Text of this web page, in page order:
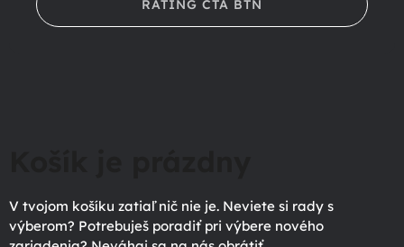
RATING CTA BTN
V tvojom košíku zatiaľ nič nie je. Neviete si rady s
výberom? Potrebuješ poradiť pri výbere nového